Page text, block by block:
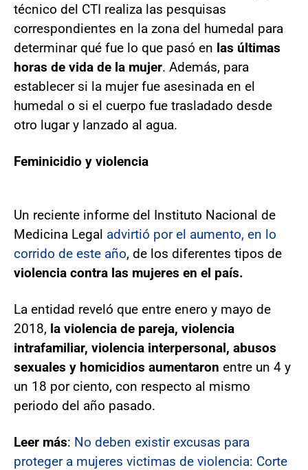
técnico del CTI realiza las pesquisas
correspondientes en la zona del humedal para
determinar qué fue lo que pasó en las últimas
horas de vida de la mujer. Además, para
establecer si la mujer fue asesinada en el
humedal o si el cuerpo fue trasladado desde
otro lugar y lanzado al agua.
Feminicidio y violencia
Un reciente informe del Instituto Nacional de
Medicina Legal advirtió por el aumento, en lo
corrido de este año, de los diferentes tipos de
violencia contra las mujeres en el país.
La entidad reveló que entre enero y mayo de
2018, la violencia de pareja, violencia
intrafamiliar, violencia interpersonal, abusos
sexuales y homicidios aumentaron entre un 4 y
un 18 por ciento, con respecto al mismo
periodo del año pasado.
Leer más: No deben existir excusas para
proteger a mujeres victimas de violencia: Corte